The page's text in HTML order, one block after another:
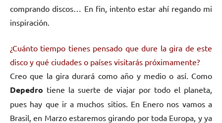
comprando discos… En fin, intento estar ahí regando mi
inspiración.
¿Cuánto tiempo tienes pensado que dure la gira de este
disco y qué ciudades o países visitarás próximamente?
Creo que la gira durará como año y medio o así. Como
Depedro tiene la suerte de viajar por todo el planeta,
pues hay que ir a muchos sitios. En Enero nos vamos a
Brasil, en Marzo estaremos girando por toda Europa, y ya